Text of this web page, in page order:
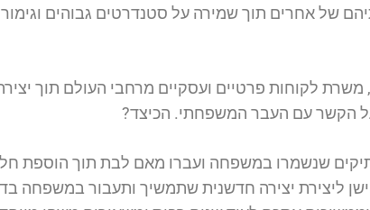
של אחרים תוך שמירה על סטנדרטים גבוהים
ברמת גן, משרת לקוחות פרטיים ועסקיים מרחבי העולם תוך
הקשר עם העבר המשפחתי. הכיצד?
שנשמרו במשפחה ועברו מאם לבת תוך הוספת
ליצירת יצירה חדשנית שתמשיך ותעבור במשפחה